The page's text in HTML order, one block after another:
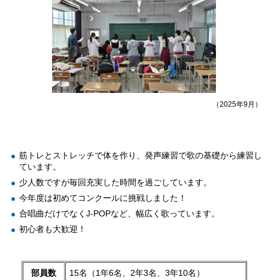
（2025年9月）
筋トレとストレッチで体を作り、発声練習で歌の基礎から練習し
ています。
少人数ですが毎回充実した時間を過ごしています。
今年度は初めてコンクールに挑戦しました！
合唱曲だけでなくJ-POPなど、幅広く歌っています。
初心者も大歓迎！
部員数 15名（1年6名、2年3名、3年10名）